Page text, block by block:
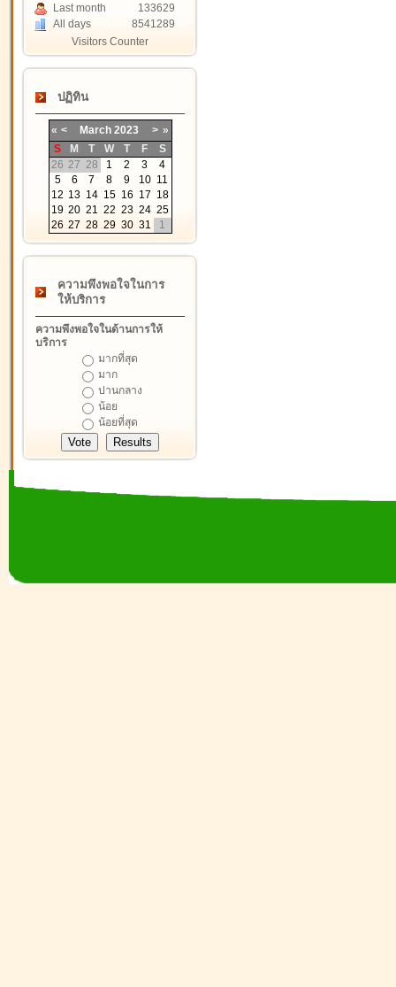
Last month
133629
All days
8541289
Visitors Counter
ปฏิทิน
« < March 2023 > »
S
M T W T F
S
26 27 28 1 2 3
4
5
6 7 8 9 10 11
12 13 14 15 16 17 18
19 20 21 22 23 24 25
26 27 28 29 30 31 1
ความพึงพอใจในการ
ให้บริการ
ความพึงพอใจในด้านการให้
บริการ
มากที่สุด
มาก
ปานกลาง
น้อย
น้อยที่สุด